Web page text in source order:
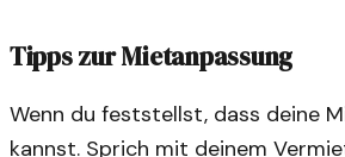
Tipps zur Mietanpassung
Wenn du feststellst, dass deine
kannst. Sprich mit deinem